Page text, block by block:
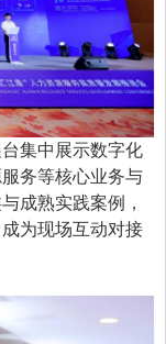
集中展示数字化
务等核心业务与
成熟实践案例，
为现场互动对接